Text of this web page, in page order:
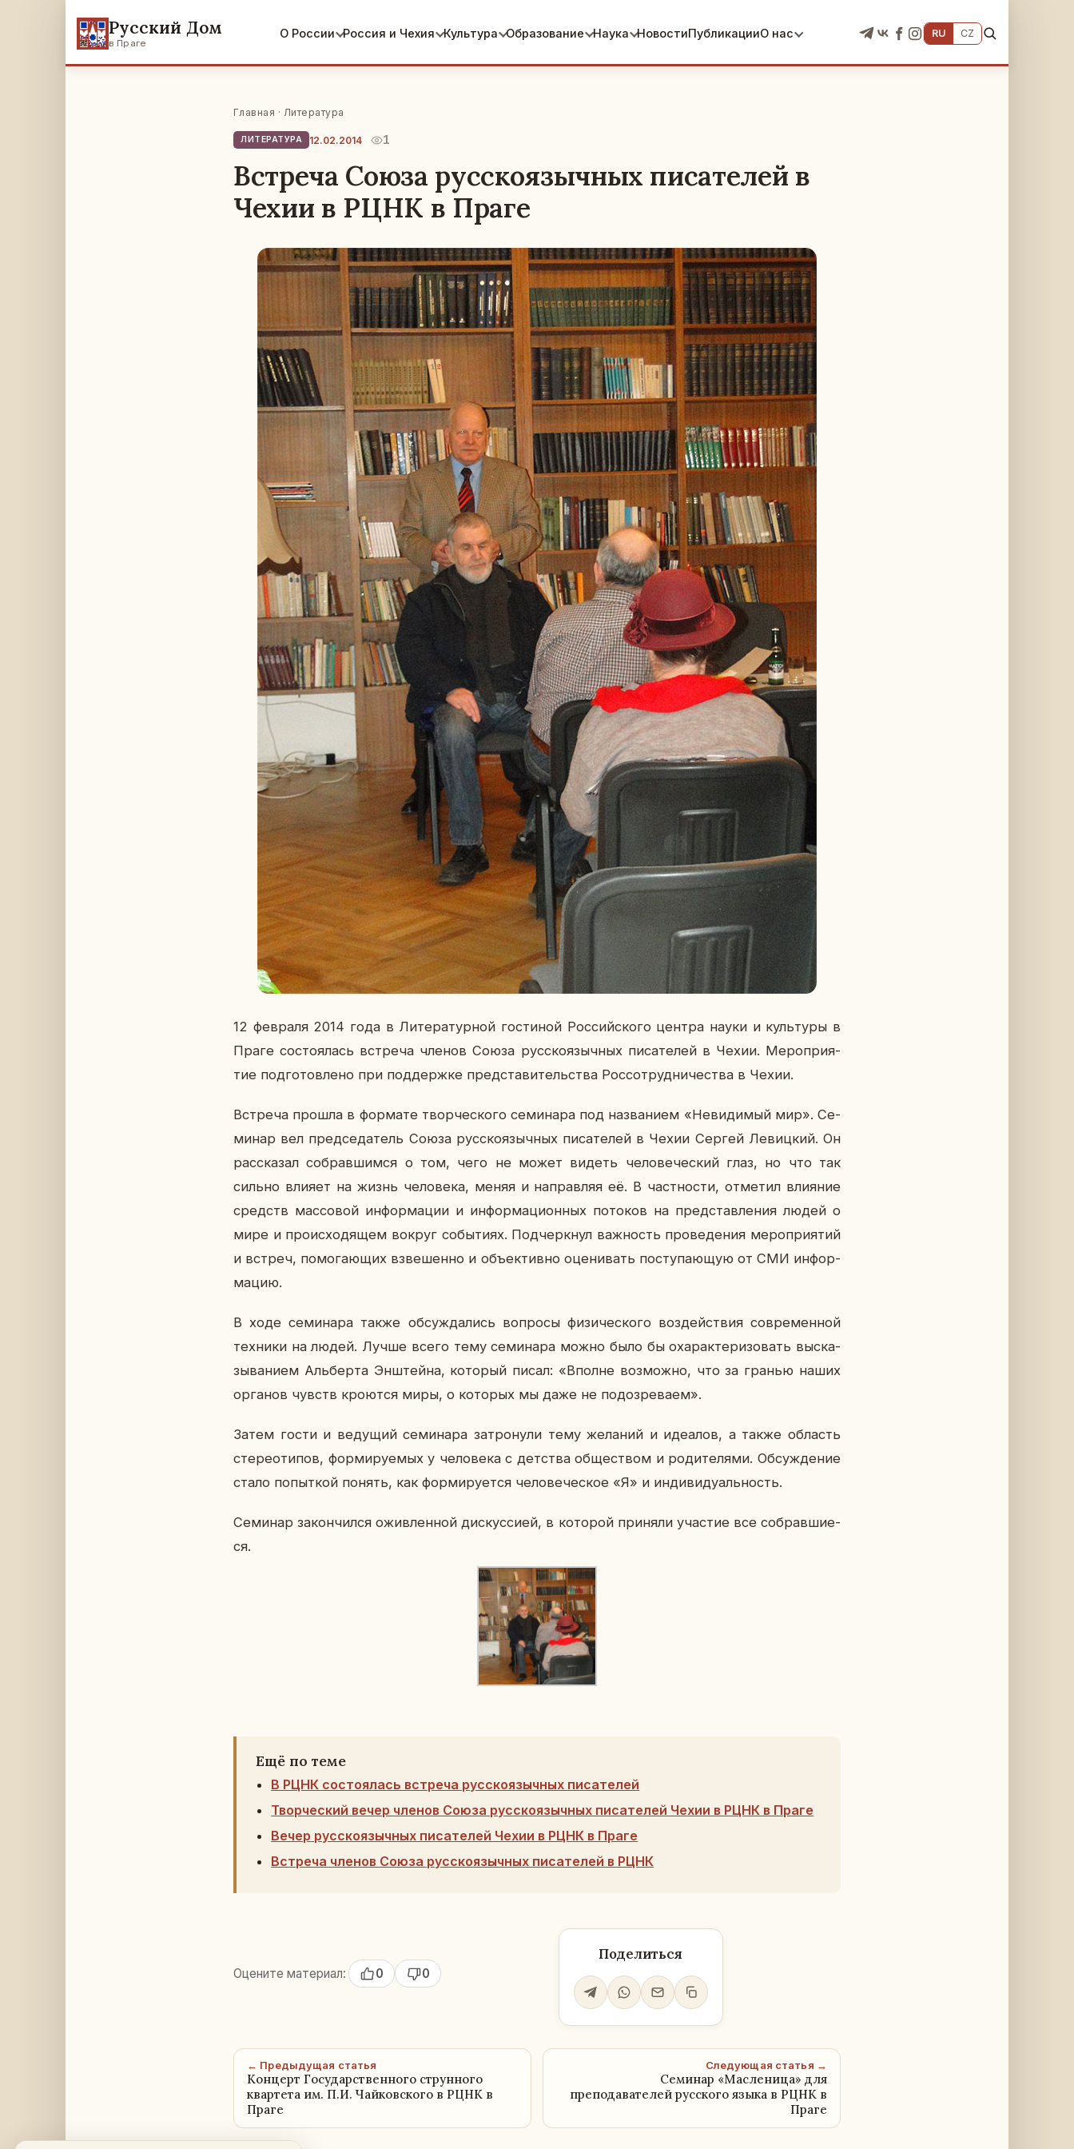
Русский Дом
в Праге
О России Россия и Чехия Культура Образование Наука НовостиПубликацииО нас RU CZ
Главная · Литература
ЛИТЕРАТУРА 12.02.2014 1
Встреча Союза русскоязычных писателей в
Чехии в РЦНК в Праге
12 фев­ра­ля 2014 года в Ли­те­ра­тур­ной го­сти­ной Рос­сий­ско­го центра науки и куль­ту­ры в
Праге со­сто­я­лась встре­ча членов Союза рус­ско­языч­ных пи­са­те­лей в Чехии. Ме­ро­при­я­
тие под­го­тов­ле­но при под­держ­ке пред­ста­ви­тель­ства Рос­со­труд­ни­че­ства в Чехии.
Встре­ча прошла в фор­ма­те твор­че­ско­го се­ми­на­ра под на­зва­ни­ем «Неви­ди­мый мир». Се­
ми­нар вел пред­се­да­тель Союза рус­ско­языч­ных пи­са­те­лей в Чехии Сергей Ле­виц­кий. Он
рас­ска­зал со­брав­шим­ся о том, чего не может видеть че­ло­ве­че­ский глаз, но что так
сильно влияет на жизнь че­ло­ве­ка, меняя и на­прав­ляя её. В част­но­сти, от­ме­тил вли­я­ние
средств мас­со­вой ин­фор­ма­ции и ин­фор­ма­ци­он­ных по­то­ков на пред­став­ле­ния людей о
мире и про­ис­хо­дя­щем вокруг со­бы­ти­ях. Под­черк­нул важ­ность про­ве­де­ния ме­ро­при­я­тий
и встреч, по­мо­га­ю­щих взве­шен­но и объ­ек­тив­но оце­ни­вать по­сту­па­ю­щую от СМИ ин­фор­
ма­цию.
В ходе се­ми­на­ра также об­суж­да­лись во­про­сы фи­зи­че­ско­го воз­дей­ствия со­вре­мен­ной
тех­ни­ки на людей. Лучше всего тему се­ми­на­ра можно было бы оха­рак­те­ри­зо­вать вы­ска­
зы­ва­ни­ем Аль­бер­та Эн­штей­на, ко­то­рый писал: «Вполне воз­мож­но, что за гранью наших
ор­га­нов чувств кро­ют­ся миры, о ко­то­рых мы даже не по­до­зре­ва­ем».
Затем гости и ве­ду­щий се­ми­на­ра за­тро­ну­ли тему же­ла­ний и иде­а­лов, а также об­ласть
сте­рео­ти­пов, фор­ми­ру­е­мых у че­ло­ве­ка с дет­ства об­ще­ством и ро­ди­те­ля­ми. Об­суж­де­ние
стало по­пыт­кой понять, как фор­ми­ру­ет­ся че­ло­ве­че­ское «Я» и ин­ди­ви­ду­аль­ность.
Се­ми­нар за­кон­чил­ся ожив­лен­ной дис­кус­си­ей, в ко­то­рой при­ня­ли уча­стие все со­брав­ши­е­
ся.
Ещё по теме
В РЦНК состоялась встреча русскоязычных писателей
Творческий вечер членов Союза русскоязычных писателей Чехии в РЦНК в Праге
Вечер русскоязычных писателей Чехии в РЦНК в Праге
Встреча членов Союза русскоязычных писателей в РЦНК
Оцените материал: 0 0
Поделиться
← Предыдущая статья
Концерт Государственного струнного
квартета им. П.И. Чайковского в РЦНК в
Праге
Следующая статья →
Семинар «Масленица» для
преподавателей русского языка в РЦНК в
Праге